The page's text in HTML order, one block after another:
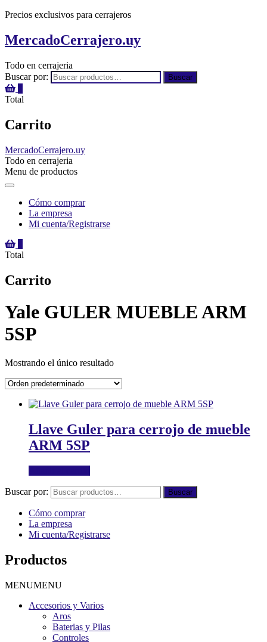
Precios exclusivos para cerrajeros
MercadoCerrajero.uy
Todo en cerrajeria
Buscar por:
Buscar
Total
Carrito
MercadoCerrajero.uy
Todo en cerrajeria
Menu de productos
Cómo comprar
La empresa
Mi cuenta/Registrarse
Total
Carrito
Yale GULER MUEBLE ARM
5SP
Mostrando el único resultado
Llave Guler para cerrojo de mueble
ARM 5SP
Buscar por: Buscar
Cómo comprar
La empresa
Mi cuenta/Registrarse
Productos
MENUMENU
Accesorios y Varios
Aros
Baterias y Pilas
Controles